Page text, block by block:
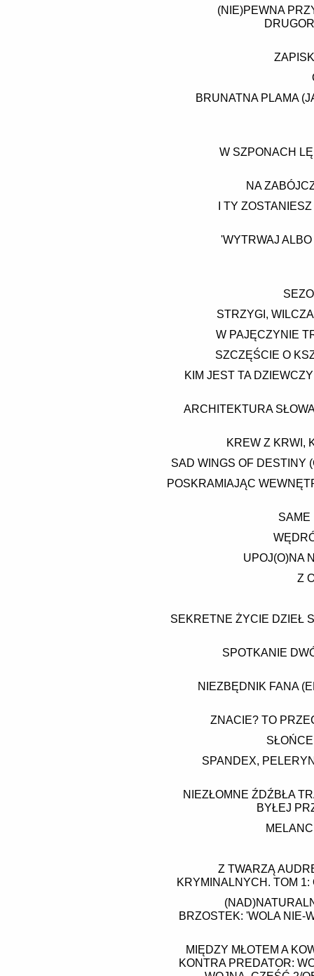
(NIE)PEWNA
BRUNATNA PLAMA
W SZPONACH
NA
I TY
'WYTRWAJ
STRZYGI,
W PAJĘCZYNIE
SZCZĘŚCIE O
KIM JEST TA
ARCHITEKTURA
KREW Z KRWI,
SAD WINGS OF DESTINY
POSKRAMIAJĄC
SAME
UPOJ(O)NA
Z
SEKRETNE ŻYCIE DZIEŁ
SPOTKANIE
NIEZBĘDNIK FANA
ZNACIE? TO
SPANDEX,
NIEZŁOMNE ŹDŹBŁA
BYŁEJ
Z TWARZĄ
KRYMINALNYCH. TOM
BRZOSTEK: 'WOLA NIE-
MIĘDZY MŁOTEM A
KONTRA PREDATOR: